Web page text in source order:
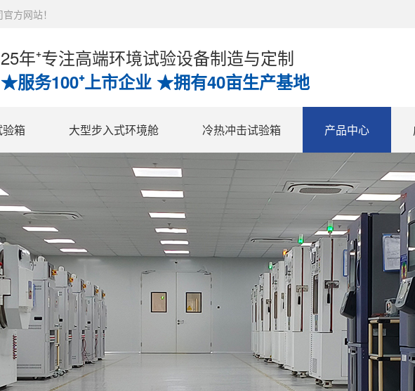
方网站！
25年⁺专注高端环境试验设备制造与定制
★服务100⁺上市企业 ★拥有40亩生产基地
箱 大型步入式环境舱 冷热冲击试验箱 产品中心